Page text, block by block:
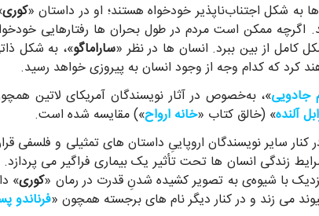
به شکل اجتناب‌ناپذیر خودخواه هستند؛ او در داستان «کوری
اگرچه ممکن است مردم در طول بحران ها رفتارهایی
کامل از بین ببرد. انسان ها در نظر «ساراماگو»، به شکل
که کدام وجه از وجود انسان به پیروزی خواهد رسید.
جادویی»، به‌خصوص در آثار نویسندگان آمریکای لاتین
آلنده» (خالق کتاب «خانه ارواح») مقایسه شده است.
کنار سایر نویسندگان اروپاییِ داستان های تمثیلی و فلسفی
زندگی انسان ها تحت تأثیر یک بیماری فراگیر می
با شیوه‌ی به تصویر کشیده شدنِ قدرت در رمان «کوری»
می زند و در کنار دیگر نام های برجسته همچون «فرناندو